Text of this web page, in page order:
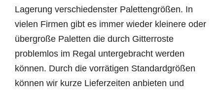
Lagerung verschiedenster Palettengrößen. In
vielen Firmen gibt es immer wieder kleinere oder
übergroße Paletten die durch Gitterroste
problemlos im Regal untergebracht werden
können. Durch die vorrätigen Standardgrößen
können wir kurze Lieferzeiten anbieten und